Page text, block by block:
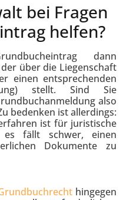
bei Fragen
helfen?
dann
über die Liegenschaft
einen entsprechenden
stellt. Sind Sie
also
bedenken ist allerdings:
ist für juristische
fällt schwer, einen
Dokumente zu
hingegen